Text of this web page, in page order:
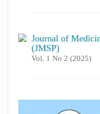
Journal of
(JMSP)
Vol. 1 No 2 (2025)